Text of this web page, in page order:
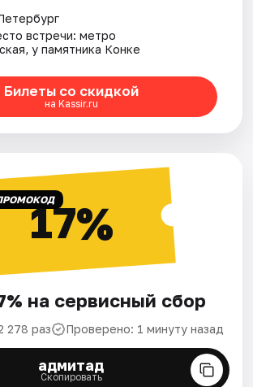
встречи: метро
у памятника Конке
Билеты со скидкой
на Kassir.ru
17%
на сервисный сбор
278 раз Проверено: 1 минуту назад
адмитад
Скопировать